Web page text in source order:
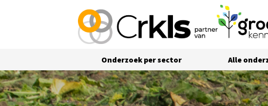
Onderzoek per sector Alle
Plantaardige digistaten goede vervangers dierlijke- en